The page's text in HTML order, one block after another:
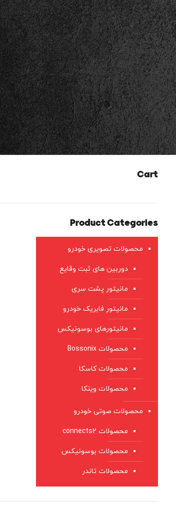
Cart
Product Categories
محصولات تصویری خودرو
دوربین های ثبت وقایع
مانیتور پشت سری
مانیتور فابریک خودرو
مانیتورهای بوسونیکس
محصولات Bossonix
محصولات کاسکا
محصولات وینکا
محصولات صوتی خودرو
محصولات connects2
محصولات بوسونیکس
محصولات تاندر